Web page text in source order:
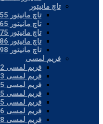
تاچ مانیتور
تاچ مانیتور 55 اینچ
تاچ مانیتور 65 اینچ
تاچ مانیتور 75 اینچ
تاچ مانیتور 86 اینچ
تاچ مانیتور 98 اینچ
فریم لمسی
فریم لمسی 32 اینچ
فریم لمسی 43 اینچ
فریم لمسی 55 اینچ
فریم لمسی 65 اینچ
فریم لمسی 75 اینچ
فریم لمسی 86 اینچ
فریم لمسی 98 اینچ